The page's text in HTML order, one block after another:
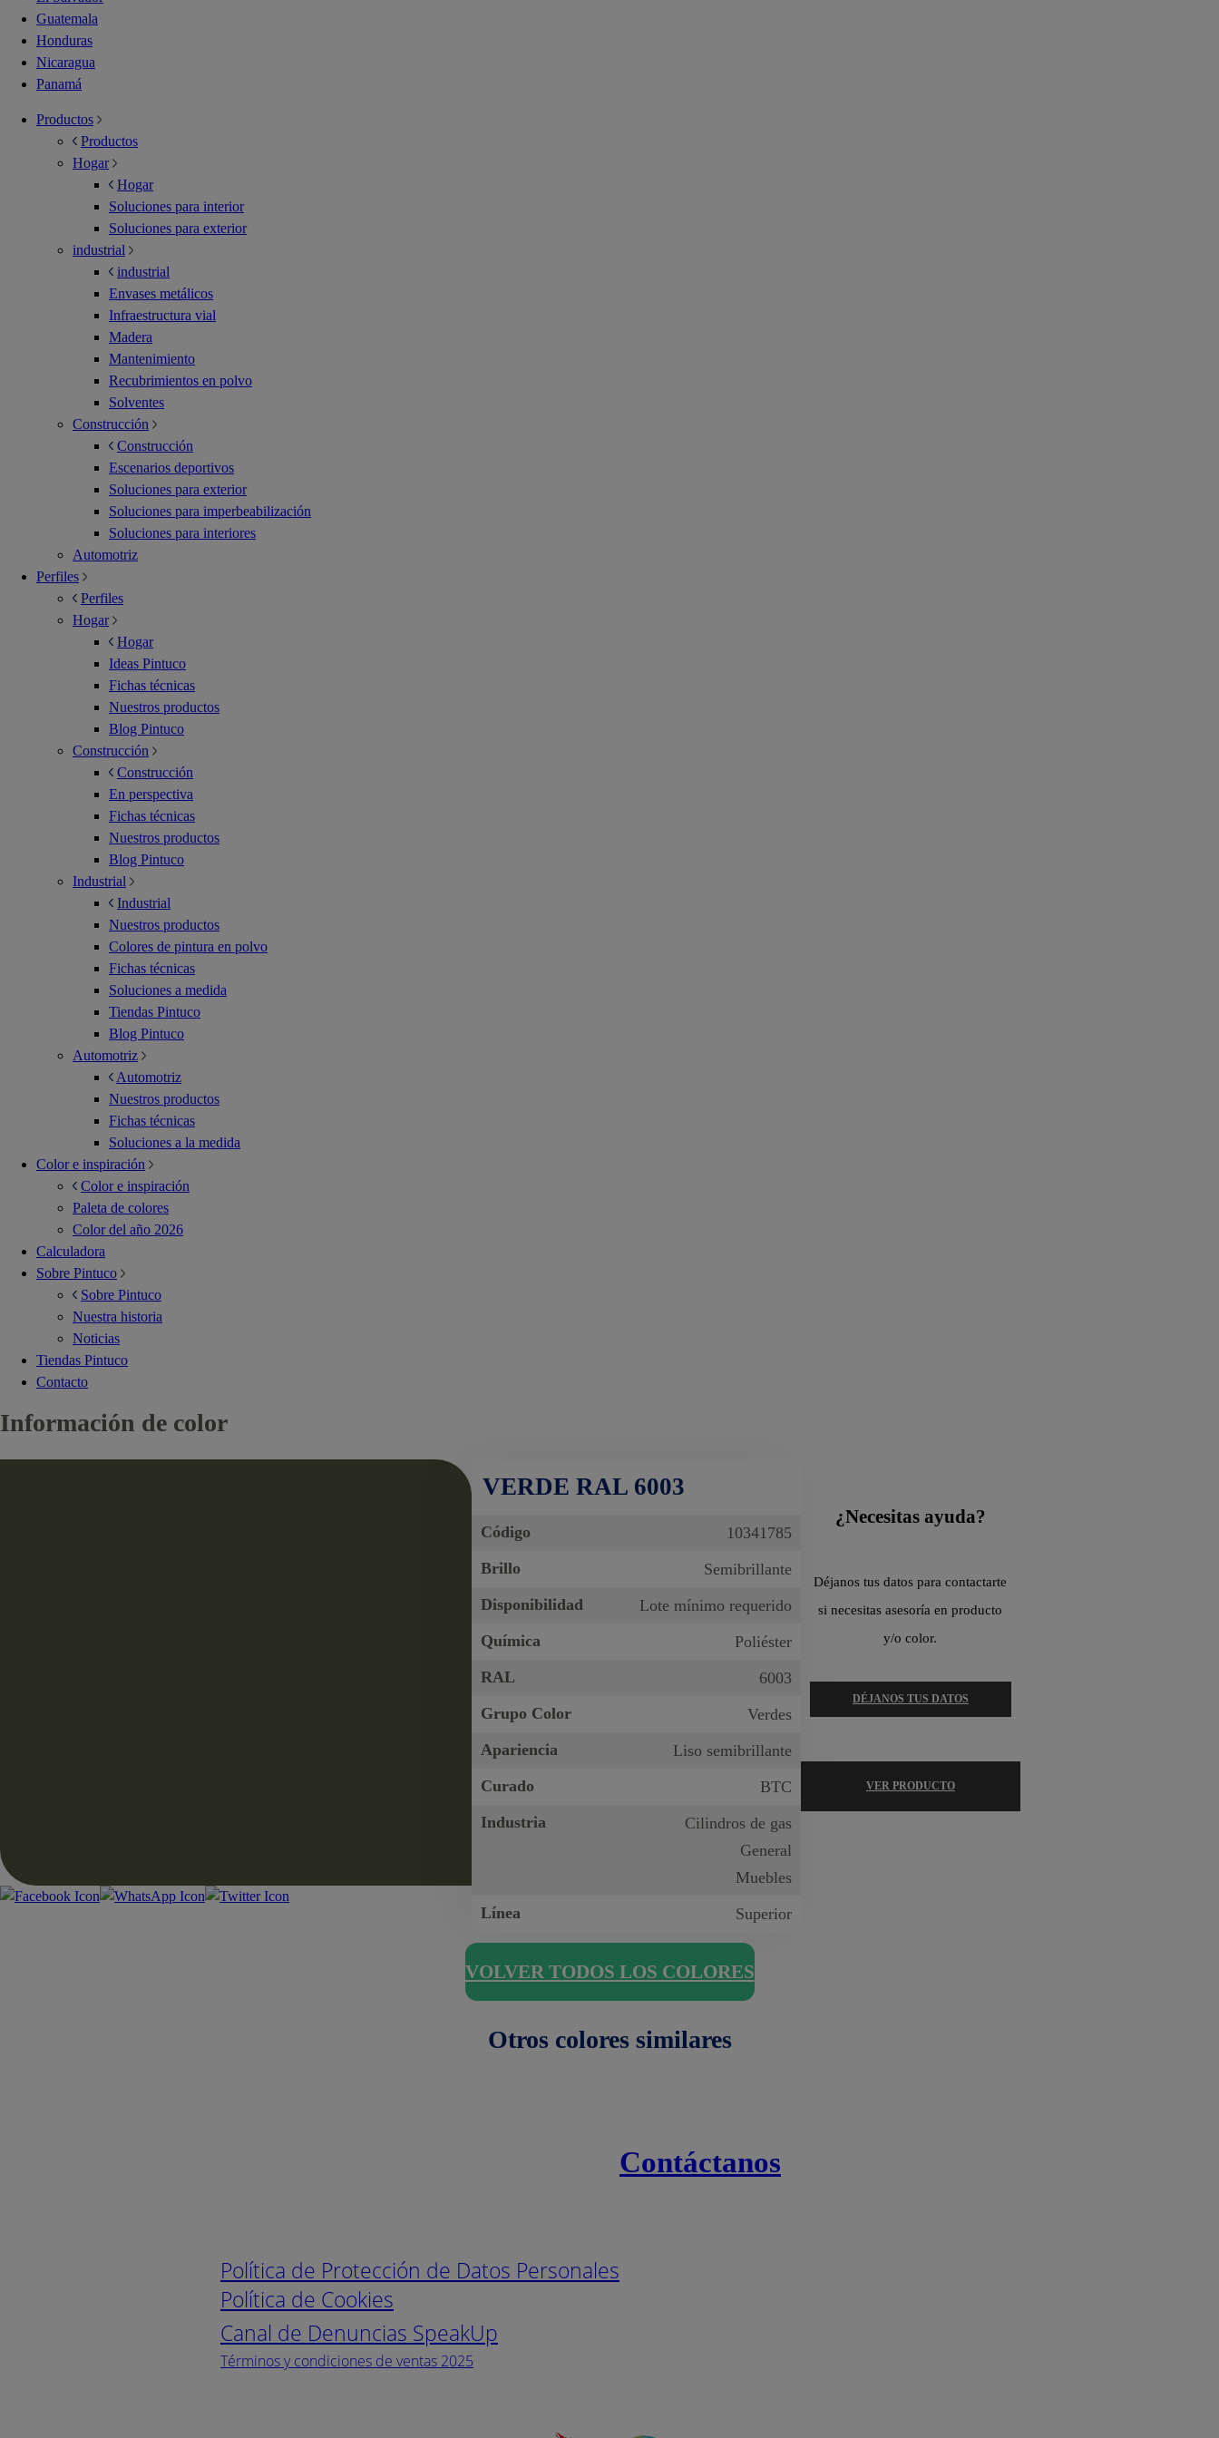
Guatemala
Honduras
Nicaragua
Panamá
Productos
Productos
Hogar
Hogar
Soluciones para interior
Soluciones para exterior
industrial
industrial
Envases metálicos
Infraestructura vial
Madera
Mantenimiento
Recubrimientos en polvo
Solventes
Construcción
Construcción
Escenarios deportivos
Soluciones para exterior
Soluciones para imperbeabilización
Soluciones para interiores
Automotriz
Perfiles
Perfiles
Hogar
Hogar
Ideas Pintuco
Fichas técnicas
Nuestros productos
Blog Pintuco
Construcción
Construcción
En perspectiva
Fichas técnicas
Nuestros productos
Blog Pintuco
Industrial
Industrial
Nuestros productos
Colores de pintura en polvo
Fichas técnicas
Soluciones a medida
Tiendas Pintuco
Blog Pintuco
Automotriz
Automotriz
Nuestros productos
Fichas técnicas
Soluciones a la medida
Color e inspiración
Color e inspiración
Paleta de colores
Color del año 2026
Calculadora
Sobre Pintuco
Sobre Pintuco
Nuestra historia
Noticias
Tiendas Pintuco
Contacto
Información de color
VERDE RAL 6003
Código
10341785
Brillo
Semibrillante
Disponibilidad
Lote mínimo requerido
Química
Poliéster
RAL
6003
Grupo Color
Verdes
Apariencia
Liso semibrillante
Curado
BTC
Industria
Cilindros de gas
General
Muebles
Línea
Superior
¿Necesitas ayuda?
Déjanos tus datos para contactarte
si necesitas asesoría en producto
y/o color.
DÉJANOS TUS DATOS
VER PRODUCTO
VOLVER TODOS LOS COLORES
Otros colores similares
Política de Protección de Datos Personales
Política de Cookies
Canal de Denuncias SpeakUp
Términos y condiciones de ventas 2025
Contáctanos